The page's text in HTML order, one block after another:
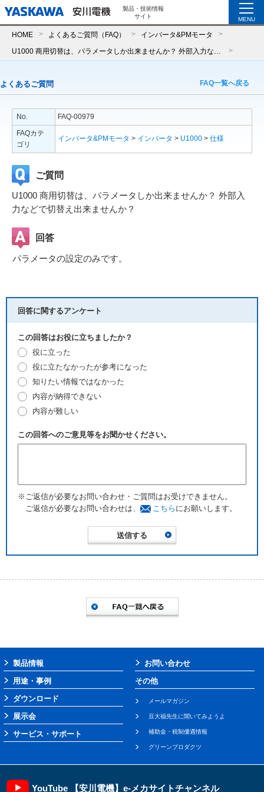
製品・技術情報
サイト
MENU
HOME よくあるご質問（FAQ） インバータ&PMモータ
よくあるご質問 FAQ一覧へ戻る
No.
FAQ-00979
FAQカテ
ゴリ
インバータ&PMモータ > インバータ > U1000 > 仕様
ご質問
U1000 商用切替は、パラメータしか出来ませんか？ 外部入
力などで切替え出来ませんか？
回答
パラメータの設定のみです。
回答に関するアンケート
この回答はお役に立ちましたか？
役に立った
役に立たなかったが参考になった
知りたい情報ではなかった
内容が納得できない
内容が難しい
この回答へのご意見等をお聞かせください。
※ご返信が必要なお問い合わせ・ご質問はお受けできません。
ご返信が必要なお問い合わせは、
こちら にお願いします。
製品情報
用途・事例
ダウンロード
展示会
サービス・サポート
お問い合わせ
その他
メールマガジン
豆大福先生に聞いてみようよ
補助金・税制優遇情報
グリーンプロダクツ
YouTube 【安川電機】e-メカサイトチャンネル